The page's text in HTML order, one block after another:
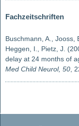
Fachzeitschriften
Buschmann, A., Jooss,
Heggen, I., Pietz, J.
delay at 24 months of
Med Child Neurol, 50 ,